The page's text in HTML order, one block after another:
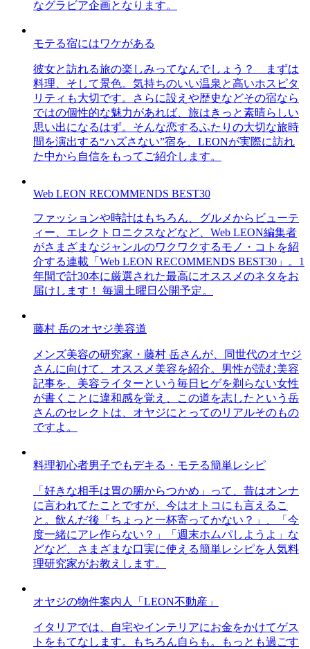
なグラビア企画となります。
モテる宿にはワケがある
彼女と訪れる旅の楽しみってなんでしょう？ まずは
料理、そして景色。気持ちのいい温泉と高いホスピタ
リティも大切です。さらに設えや歴史などその宿なら
ではの個性的な魅力があれば、旅はきっと素晴らしい
思い出になるはず。そんな恋するふたりの大切な旅時
間を演出する“ハズさない”宿を、LEONが実際に訪れ
た中から自信をもってご紹介します。
Web LEON RECOMMENDS BEST30
ファッションや時計はもちろん、グルメからビューテ
ィー、エレクトロニクスなどなど、Web LEON編集者
がさまざまなジャンルのワクワクするモノ・コトを紹
介する連載「Web LEON RECOMMENDS BEST30」。1
年間で計30本に厳選された最高にオススメのネタをお
届けします！ 毎週土曜日公開予定。
藤村 岳のオヤジ美容道
メンズ美容の研究家・藤村 岳さんが、同世代のオヤジ
さんに向けて、オススメ美容を紹介。男性が読む美容
記事を、美容ライターという毎日ヒゲを剃らない女性
が書くことに違和感を覚え、この道を志したという岳
さんのセレクトは、オヤジにとってのリアルそのもの
ですよ。
料理初心者男子でもデキる・モテる簡単レシピ
「好きな相手は胃の腑からつかめ」って、昔はオンナ
に言われてたことですが、今はオトコにも言えるこ
と。飲んだ後「ちょっと一杯寄ってかない？」、「今
度一緒にアレ作らない？」「週末ホムパしようよ」な
どなど、さまざまな口実に使える簡単レシピを人気料
理研究家がお教えします。
オヤジの物件案内人「LEON不動産」
イタリアでは、自宅やインテリアにお金をかけてゲス
トをもてなします。もちろん自らも。もっとも過ごす